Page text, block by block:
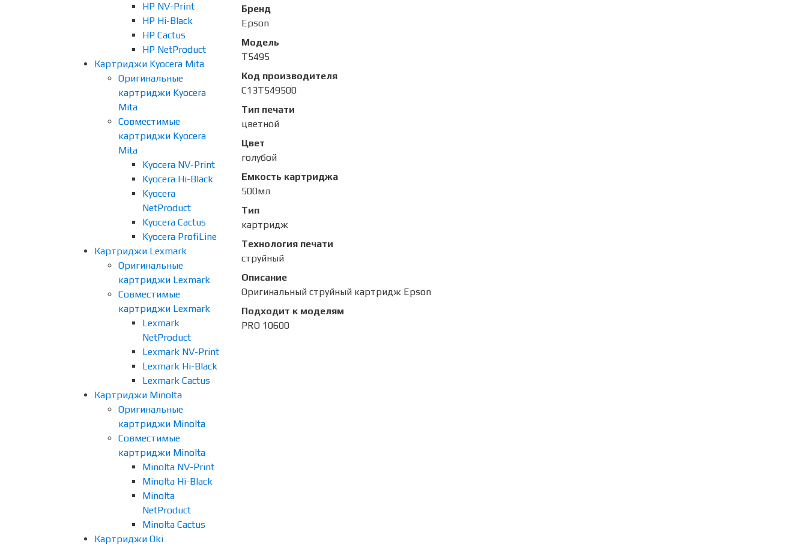
HP NV-Print
HP Hi-Black
HP Cactus
HP NetProduct
Картриджи Kyocera Mita
Оригинальные
картриджи Kyocera
Mita
Совместимые
картриджи Kyocera
Mita
Kyocera NV-Print
Kyocera Hi-Black
Kyocera
NetProduct
Kyocera Cactus
Kyocera ProfiLine
Картриджи Lexmark
Оригинальные
картриджи Lexmark
Совместимые
картриджи Lexmark
Lexmark
NetProduct
Lexmark NV-Print
Lexmark Hi-Black
Lexmark Cactus
Картриджи Minolta
Оригинальные
картриджи Minolta
Совместимые
картриджи Minolta
Minolta NV-Print
Minolta Hi-Black
Minolta
NetProduct
Minolta Cactus
Картриджи Oki
Бренд
Epson
Модель
T5495
Код производителя
C13T549500
Тип печати
цветной
Цвет
голубой
Емкость картриджа
500мл
Тип
картридж
Технология печати
струйный
Описание
Оригинальный струйный картридж Epson
Подходит к моделям
PRO 10600